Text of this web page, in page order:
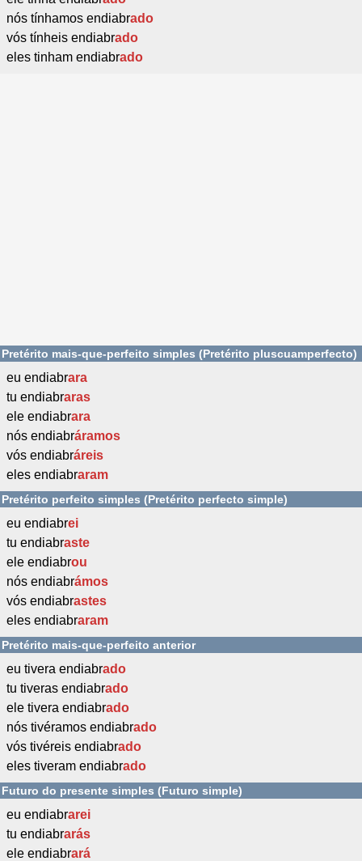
nós tínhamos endiabrado
vós tínheis endiabrado
eles tinham endiabrado
Pretérito mais-que-perfeito simples (Pretérito pluscuamperfecto)
eu endiabrara
tu endiabraras
ele endiabrara
nós endiabráramos
vós endiabráreis
eles endiabraram
Pretérito perfeito simples (Pretérito perfecto simple)
eu endiabrei
tu endiabraste
ele endiabrou
nós endiabrámos
vós endiabrastes
eles endiabraram
Pretérito mais-que-perfeito anterior
eu tivera endiabrado
tu tiveras endiabrado
ele tivera endiabrado
nós tivéramos endiabrado
vós tivéreis endiabrado
eles tiveram endiabrado
Futuro do presente simples (Futuro simple)
eu endiabrarei
tu endiabrarás
ele endiabrará